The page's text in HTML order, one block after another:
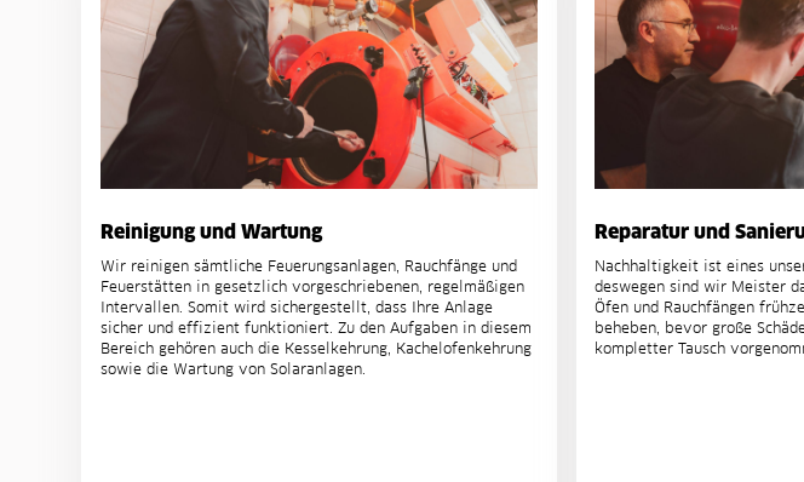
Reinigung und Wartung
Wir reinigen sämtliche Feuerungsanlagen, Rauchfänge und
Feuerstätten in gesetzlich vorgeschriebenen, regelmäßigen
Intervallen. Somit wird sichergestellt, dass Ihre Anlage
sicher und effizient funktioniert. Zu den Aufgaben in diesem
Bereich gehören auch die Kesselkehrung, Kachelofenkehrung
sowie die Wartung von Solaranlagen.
Reparatur und
Nachhaltigkeit ist eines
deswegen sind wir Meister
Öfen und Rauchfängen
beheben, bevor große
kompletter Tausch